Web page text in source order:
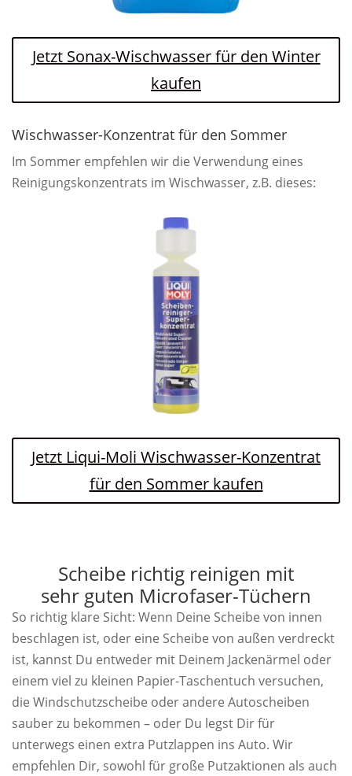
Jetzt Sonax-Wischwasser für den Winter
kaufen
Wischwasser-Konzentrat für den Sommer
Im Sommer empfehlen wir die Verwendung eines
Reinigungskonzentrats im Wischwasser, z.B. dieses:
Jetzt Liqui-Moli Wischwasser-Konzentrat
für den Sommer kaufen
Scheibe richtig reinigen mit
sehr guten Microfaser-Tüchern
So richtig klare Sicht: Wenn Deine Scheibe von innen
beschlagen ist, oder eine Scheibe von außen verdreckt
ist, kannst Du entweder mit Deinem Jackenärmel oder
einem viel zu kleinen Papier-Taschentuch versuchen,
die Windschutzscheibe oder andere Autoscheiben
sauber zu bekommen – oder Du legst Dir für
unterwegs einen extra Putzlappen ins Auto. Wir
empfehlen Dir, sowohl für große Putzaktionen als auch